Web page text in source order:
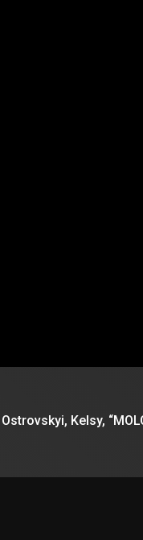
Ostrovskyi, Kelsy,